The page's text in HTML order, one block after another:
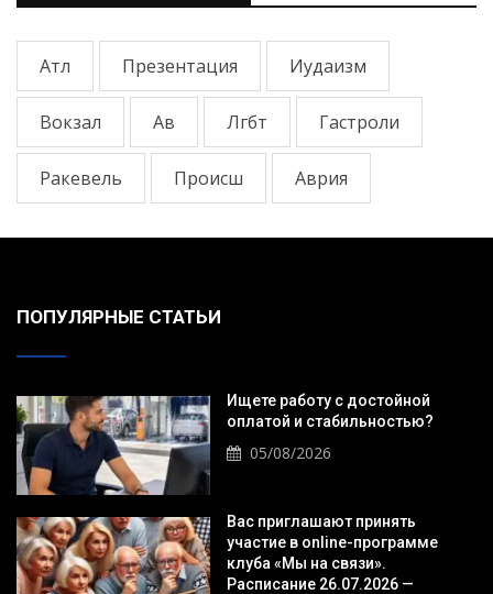
Атл Презентация Иудаизм
Вокзал Ав Лгбт Гастроли
Ракевель Происш Аврия
ПОПУЛЯРНЫЕ СТАТЬИ
Ищете работу с достойной
оплатой и стабильностью?
05/08/2026
Вас приглашают принять
участие в online-программе
клуба «Мы на связи».
Расписание 26.07.2026 —